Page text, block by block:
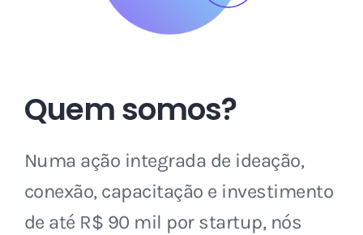
Quem somos?
Numa ação integrada de ideação,
conexão, capacitação e investimento
de até R$ 90 mil por startup, nós